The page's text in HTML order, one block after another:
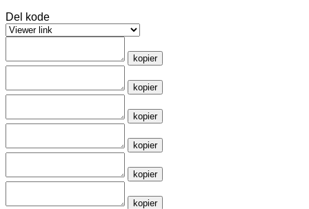
Del kode
kopier
kopier
kopier
kopier
kopier
kopier